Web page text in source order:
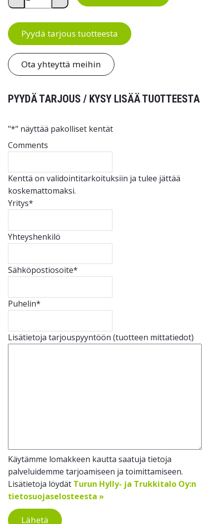
Pyydä tarjous tuotteesta
Ota yhteyttä meihin
PYYDÄ TARJOUS / KYSY LISÄÄ TUOTTEESTA
"*" näyttää pakolliset kentät
Comments
Kenttä on validointitarkoituksiin ja tulee jättää
koskemattomaksi.
Yritys*
Yhteyshenkilö
Sähköpostiosoite*
Puhelin*
Lisätietoja tarjouspyyntöön (tuotteen mittatiedot)
Käytämme lomakkeen kautta saatuja tietoja
palveluidemme tarjoamiseen ja toimittamiseen.
Lisätietoja löydät Turun Hylly- ja Trukkitalo Oy:n
tietosuojaselosteesta »
Lähetä